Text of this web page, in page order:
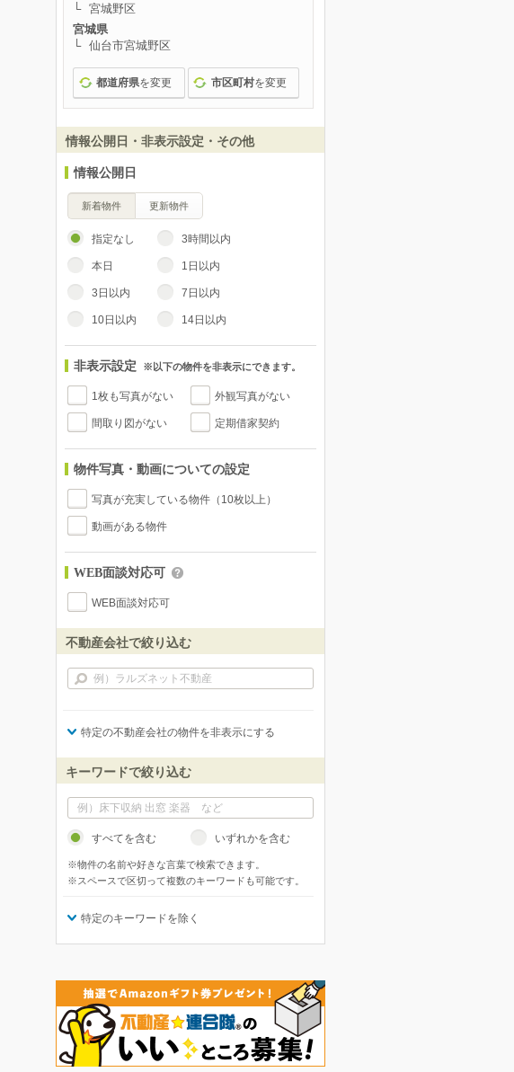
宮城野区
宮城県
仙台市宮城野区
都道府県を変更 市区町村を変更
情報公開日・非表示設定・その他
情報公開日
新着物件 更新物件
指定なし 3時間以内
本日 1日以内
3日以内 7日以内
10日以内 14日以内
非表示設定 ※以下の物件を非表示にできます。
1枚も写真がない 外観写真がない
間取り図がない 定期借家契約
物件写真・動画についての設定
写真が充実している物件（10枚以上）
動画がある物件
WEB面談対応可
WEB面談対応可
不動産会社で絞り込む
特定の不動産会社の物件を非表示にする
キーワードで絞り込む
すべてを含む いずれかを含む
※物件の名前や好きな言葉で検索できます。
※スペースで区切って複数のキーワードも可能です。
特定のキーワードを除く